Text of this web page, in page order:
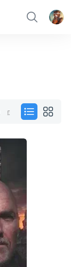
посещаемости